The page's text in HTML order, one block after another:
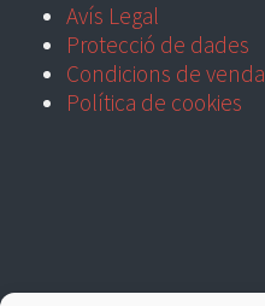
Avís Legal
Protecció de dades
Condicions de venda
Política de cookies